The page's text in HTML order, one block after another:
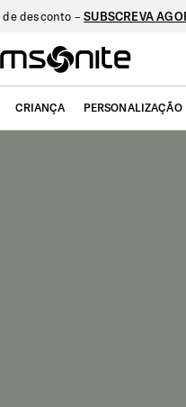
de desconto –SUBSCREVA
CRIANÇA PERSONALIZAÇÃO